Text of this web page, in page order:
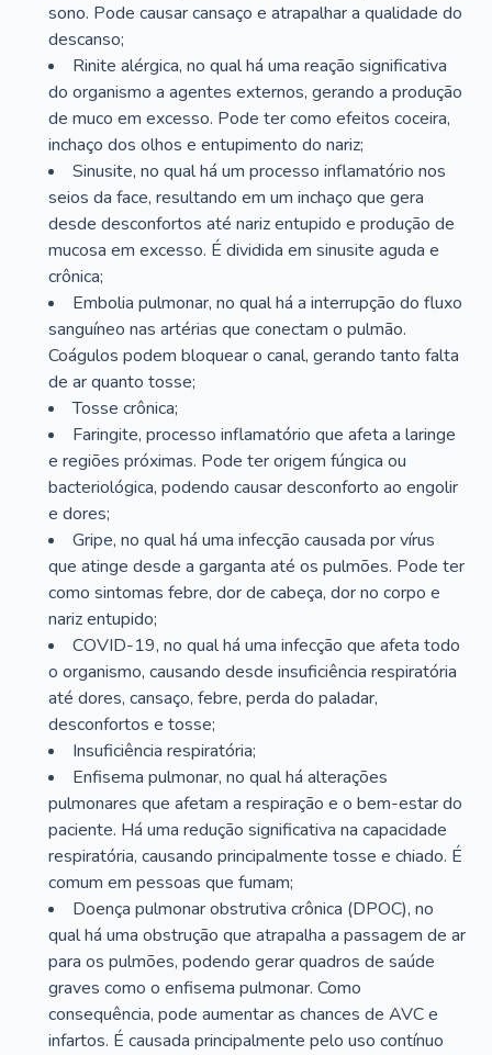
sono. Pode causar cansaço e atrapalhar a qualidade do
descanso;
Rinite alérgica, no qual há uma reação significativa
do organismo a agentes externos, gerando a produção
de muco em excesso. Pode ter como efeitos coceira,
inchaço dos olhos e entupimento do nariz;
Sinusite, no qual há um processo inflamatório nos
seios da face, resultando em um inchaço que gera
desde desconfortos até nariz entupido e produção de
mucosa em excesso. É dividida em sinusite aguda e
crônica;
Embolia pulmonar, no qual há a interrupção do fluxo
sanguíneo nas artérias que conectam o pulmão.
Coágulos podem bloquear o canal, gerando tanto falta
de ar quanto tosse;
Tosse crônica;
Faringite, processo inflamatório que afeta a laringe
e regiões próximas. Pode ter origem fúngica ou
bacteriológica, podendo causar desconforto ao engolir
e dores;
Gripe, no qual há uma infecção causada por vírus
que atinge desde a garganta até os pulmões. Pode ter
como sintomas febre, dor de cabeça, dor no corpo e
nariz entupido;
COVID-19, no qual há uma infecção que afeta todo
o organismo, causando desde insuficiência respiratória
até dores, cansaço, febre, perda do paladar,
desconfortos e tosse;
Insuficiência respiratória;
Enfisema pulmonar, no qual há alterações
pulmonares que afetam a respiração e o bem-estar do
paciente. Há uma redução significativa na capacidade
respiratória, causando principalmente tosse e chiado. É
comum em pessoas que fumam;
Doença pulmonar obstrutiva crônica (DPOC), no
qual há uma obstrução que atrapalha a passagem de ar
para os pulmões, podendo gerar quadros de saúde
graves como o enfisema pulmonar. Como
consequência, pode aumentar as chances de AVC e
infartos. É causada principalmente pelo uso contínuo